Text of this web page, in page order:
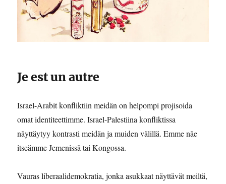
Je est un autre
Israel-Arabit konfliktiin meidän on helpompi projisoida
omat identiteettimme. Israel-Palestiina konfliktissa
näyttäytyy kontrasti meidän ja muiden välillä. Emme näe
itseämme Jemenissä tai Kongossa.
Vauras liberaalidemokratia, jonka asukkaat näyttävät meiltä,